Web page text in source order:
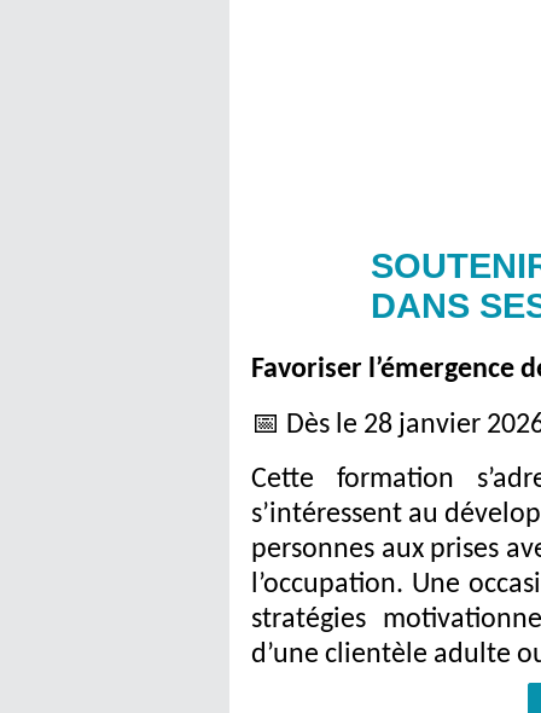
DANS
Favoriser l’émergence
📅 Dès le 28 janvier
Cette formation
s’intéressent au
personnes aux prises
l’occupation. Une
stratégies
d’une clientèle adulte